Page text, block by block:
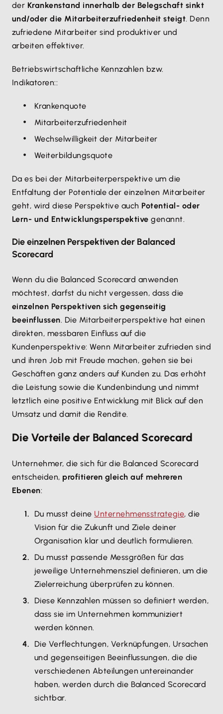
der Krankenstand innerhalb der Belegschaft sinkt
und/oder die Mitarbeiterzufriedenheit steigt. Denn
zufriedene Mitarbeiter sind produktiver und
arbeiten effektiver.
Betriebswirtschaftliche Kennzahlen bzw.
Indikatoren::
Krankenquote
Mitarbeiterzufriedenheit
Wechselwilligkeit der Mitarbeiter
Weiterbildungsquote
Da es bei der Mitarbeiterperspektive um die
Entfaltung der Potentiale der einzelnen Mitarbeiter
geht, wird diese Perspektive auch Potential- oder
Lern- und Entwicklungsperspektivegenannt.
Die einzelnen Perspektiven der Balanced
Scorecard
Wenn du die Balanced Scorecard anwenden
möchtest, darfst du nicht vergessen, dass die
einzelnen Perspektiven sich gegenseitig
beeinflussen. Die Mitarbeiterperspektive hat einen
direkten, messbaren Einfluss auf die
Kundenperspektive: Wenn Mitarbeiter zufrieden sind
und ihren Job mit Freude machen, gehen sie bei
Geschäften ganz anders auf Kunden zu. Das erhöht
die Leistung sowie die Kundenbindung und nimmt
letztlich eine positive Entwicklung mit Blick auf den
Umsatz und damit die Rendite.
Die Vorteile der Balanced Scorecard
Unternehmer, die sich für die Balanced Scorecard
entscheiden, profitieren gleich auf mehreren
Ebenen:
Du musst deine Unternehmensstrategie, die
Vision für die Zukunft und Ziele deiner
Organisation klar und deutlich formulieren.
Du musst passende Messgrößen für das
jeweilige Unternehmensziel definieren, um die
Zielerreichung überprüfen zu können.
Diese Kennzahlen müssen so definiert werden,
dass sie im Unternehmen kommuniziert
werden können.
Die Verflechtungen, Verknüpfungen, Ursachen
und gegenseitigen Beeinflussungen, die die
verschiedenen Abteilungen untereinander
haben, werden durch die Balanced Scorecard
sichtbar.